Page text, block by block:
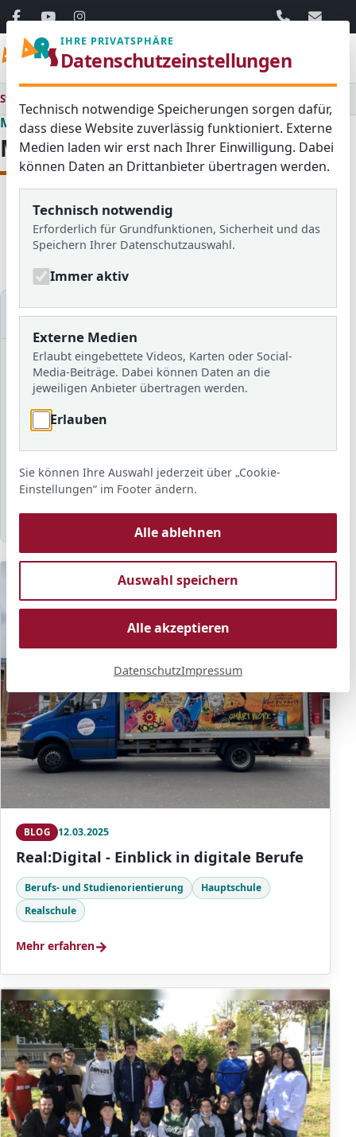
06103 / 30
Startseite
Medienraum
Medienraum
Alle Aktuelles
Bildergalerien
Schulzeitung
Medien filtern
Schuljahr
Schlagwort
Sortierung Anzahl
BLOG 12.03.2025
Real:Digital - Einblick in digitale Berufe
Berufs- und Studienorientierung
Hauptschule
Realschule
Mehr erfahren→
IHRE PRIVATSPHÄRE
Datenschutzeinstellungen
Technisch notwendige Speicherungen sorgen dafür,
dass diese Website zuverlässig funktioniert. Externe
Medien laden wir erst nach Ihrer Einwilligung. Dabei
können Daten an Drittanbieter übertragen werden.
Technisch notwendig
Erforderlich für Grundfunktionen, Sicherheit und das
Speichern Ihrer Datenschutzauswahl.
Immer aktiv
Externe Medien
Erlaubt eingebettete Videos, Karten oder Social-
Media-Beiträge. Dabei können Daten an die
jeweiligen Anbieter übertragen werden.
Erlauben
Sie können Ihre Auswahl jederzeit über „Cookie-
Einstellungen“ im Footer ändern.
Alle ablehnen
Auswahl speichern
Alle akzeptieren
DatenschutzImpressum